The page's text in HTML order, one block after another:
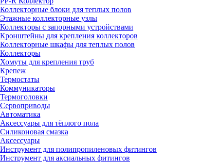
Коллекторные блоки для теплых полов
Этажные коллекторные узлы
Коллекторы с запорными устройствами
Кронштейны для крепления коллекторов
Коллекторные шкафы для теплых полов
Коллекторы
Хомуты для крепления труб
Крепеж
Термостаты
Коммуникаторы
Термоголовки
Сервоприводы
Автоматика
Аксессуары для тёплого пола
Силиконовая смазка
Аксессуары
Инструмент для полипропиленовых фитингов
Инструмент для аксиальных фитингов